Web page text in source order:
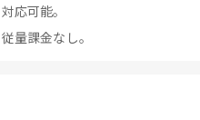
応可能。
量課金なし。